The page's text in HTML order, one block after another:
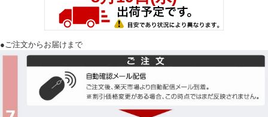
●ご注文からお届けまで